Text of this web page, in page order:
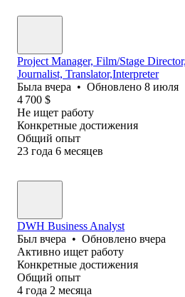
Project Manager, Film/Stage
Journalist, Translator,Interpreter
Была вчера • Обновлено 8 июля
4 700 $
Не ищет работу
Конкретные достижения
Общий опыт
23 года 6 месяцев
DWH Business Analyst
Был вчера • Обновлено вчера
Активно ищет работу
Конкретные достижения
Общий опыт
4 года 2 месяца